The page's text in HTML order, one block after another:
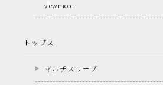
view more
トップス
マルチスリーブ